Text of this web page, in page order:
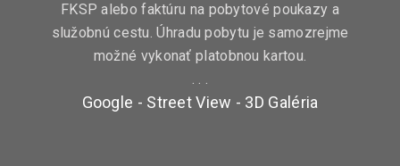
FKSP alebo faktúru na pobytové poukazy a
služobnú cestu. Úhradu pobytu je samozrejme
možné vykonať platobnou kartou.
. . .
Google - Street View - 3D Galéria